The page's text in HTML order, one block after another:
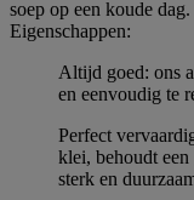
soep op een koude dag.
Eigenschappen:
Altijd goed: ons
en eenvoudig te
Perfect
klei, behoudt
sterk en